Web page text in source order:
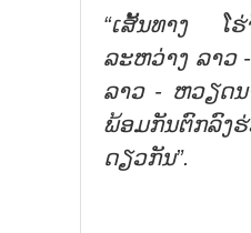
“ເສັ້ນທາງ ໂ
ລະຫວ່າງ ລາວ
ລາວ - ຫວຽດ
ພ້ອມກັນຕົກລົງ
ດຽວກັນ”.